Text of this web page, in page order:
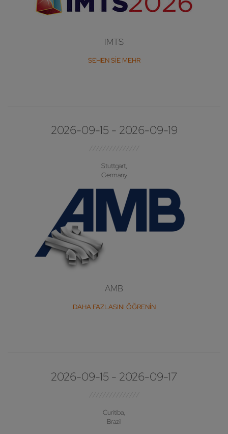
IMTS
SEHEN SIE MEHR
2026-09-15 - 2026-09-19
Stuttgart,
Germany
AMB
DAHA FAZLASINI ÖĞRENIN
2026-09-15 - 2026-09-17
Curitiba,
Brazil